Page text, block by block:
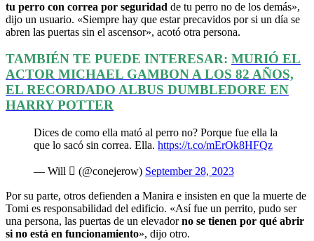
tu perro con correa por seguridad de tu perro no de los demás»,
dijo un usuario. «Siempre hay que estar precavidos por si un día se
abren las puertas sin el ascensor», acotó otra persona.
TAMBIÉN TE PUEDE INTERESAR: MURIÓ EL
ACTOR MICHAEL GAMBON A LOS 82 AÑOS,
EL RECORDADO ALBUS DUMBLEDORE EN
HARRY POTTER
Dices de como ella mató al perro no? Porque fue ella la
que lo sacó sin correa. Ella. https://t.co/mErOk8HFQz
— Will  (@conejerow) September 28, 2023
Por su parte, otros defienden a Manira e insisten en que la muerte de
Tomi es responsabilidad del edificio. «Así fue un perrito, pudo ser
una persona, las puertas de un elevadorno se tienen por qué abrir
si no está en funcionamiento», dijo otro.